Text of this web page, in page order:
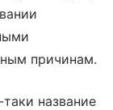
причинам.
название